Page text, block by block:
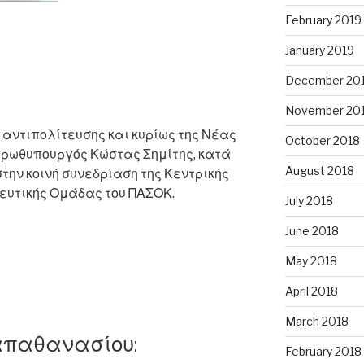
και κυρίως της Νέας
Κώστας Σημίτης, κατά
κοινή συνεδρίαση της Κεντρικής
Ομάδας του ΠΑΣΟΚ.
February 2019
January 2019
December
November
October 2018
August 2018
July 2018
June 2018
May 2018
April 2018
March 2018
February 2018